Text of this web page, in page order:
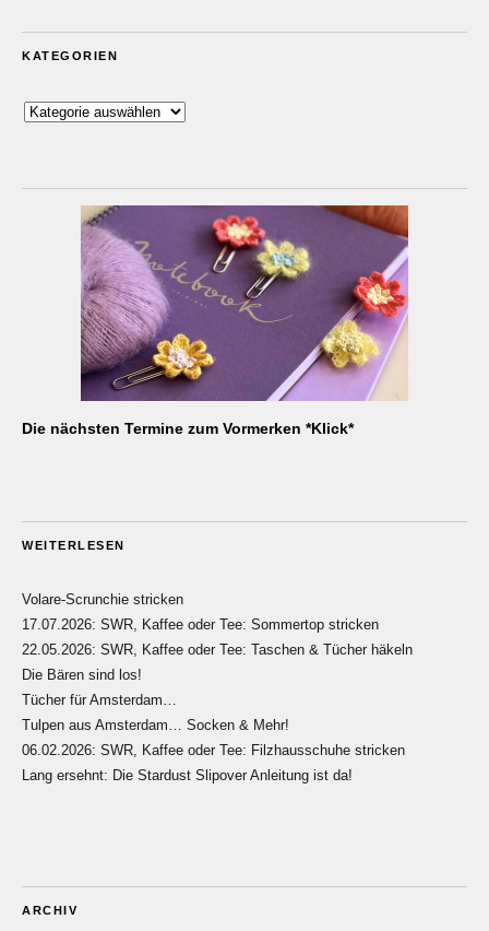
KATEGORIEN
Kategorien
Die nächsten Termine zum Vormerken *Klick*
WEITERLESEN
Volare-Scrunchie stricken
17.07.2026: SWR, Kaffee oder Tee: Sommertop stricken
22.05.2026: SWR, Kaffee oder Tee: Taschen & Tücher häkeln
Die Bären sind los!
Tücher für Amsterdam…
Tulpen aus Amsterdam… Socken & Mehr!
06.02.2026: SWR, Kaffee oder Tee: Filzhausschuhe stricken
Lang ersehnt: Die Stardust Slipover Anleitung ist da!
ARCHIV